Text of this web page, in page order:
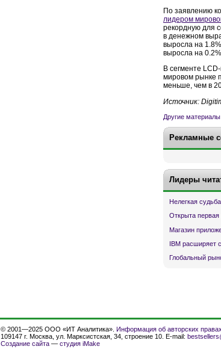
По заявлению
лидером
рекордную для
в денежном
выросла на
выросла на
В сегменте
мировом рынке
меньше, чем в
Источник:
Другие
Рекламные
Лидеры
Нелегкая
Открыта первая
Магазин
IBM расширяет
Глобальный
© 2001—2025 ООО «ИТ Аналитика». Информация об авторских
109147 г. Москва, ул. Марксистская, 34, строение 10. E-mail:
Создание сайта — студия iMake